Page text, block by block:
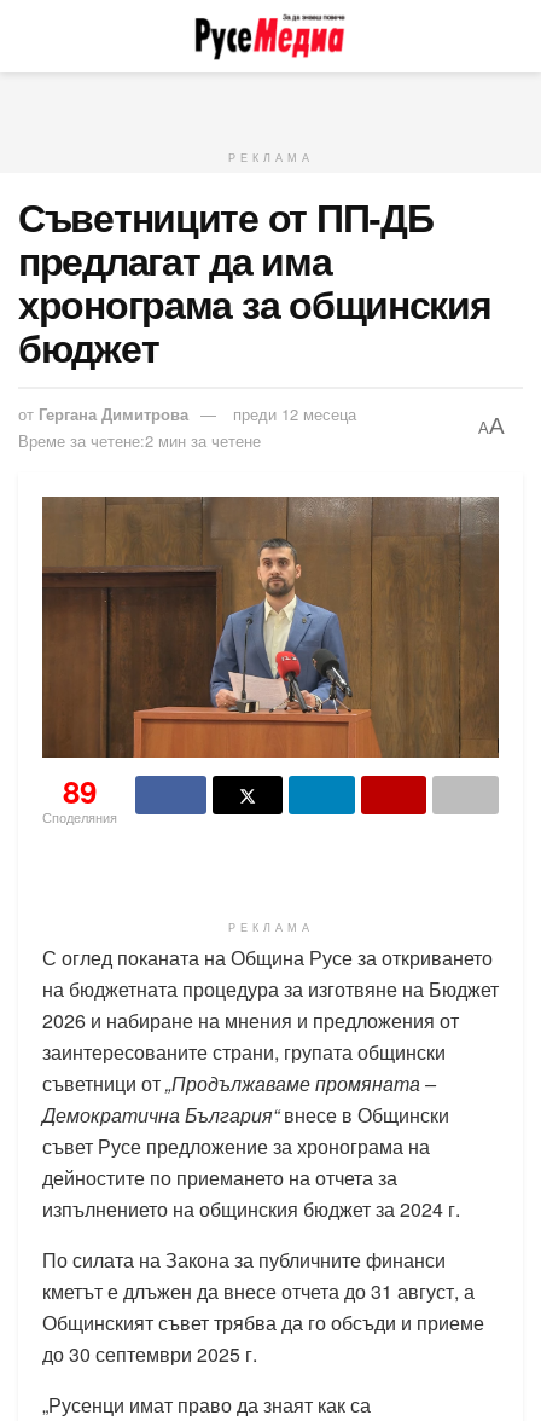
РЕКЛАМА
Съветниците от ПП-ДБ
предлагат да има
хронограма за общинския
бюджет
от Гергана Димитрова
преди 12 месеца
Време за четене:2 мин за четене
AA
89
Споделяния
РЕКЛАМА
С оглед поканата на Община Русе за откриването
на бюджетната процедура за изготвяне на Бюджет
2026 и набиране на мнения и предложения от
заинтересованите страни, групата общински
съветници от„Продължаваме промяната –
Демократична България“внесе в Общински
съвет Русе предложение за хронограма на
дейностите по приемането на отчета за
изпълнението на общинския бюджет за 2024 г.
По силата на Закона за публичните финанси
кметът е длъжен да внесе отчета до 31 август, а
Общинският съвет трябва да го обсъди и приеме
до 30 септември 2025 г.
„Русенци имат право да знаят как са